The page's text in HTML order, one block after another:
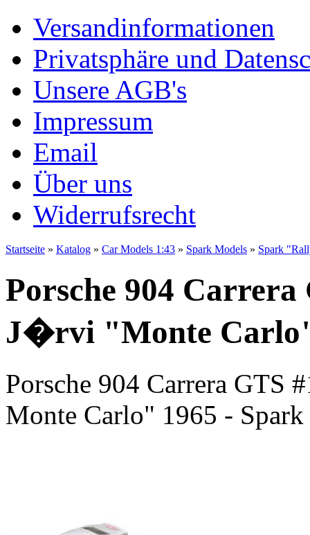
Versandinformationen
Privatsphäre und
Unsere AGB's
Impressum
Email
Über uns
Widerrufsrecht
Startseite » Katalog » Car Models 1:43 » Spark Models » Spark
Porsche 904 Carrera
J�rvi "Monte
Porsche 904 Carrera GTS
Monte Carlo" 1965 -